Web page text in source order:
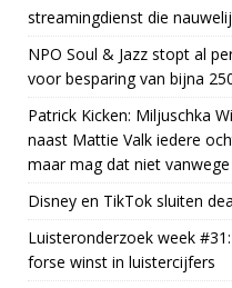
streamingdienst die
NPO Soul & Jazz stopt al
voor besparing van bijna
Patrick Kicken: Miljuschka
naast Mattie Valk iedere
maar mag dat niet
Disney en TikTok sluiten
Luisteronderzoek week
forse winst in luistercijfers